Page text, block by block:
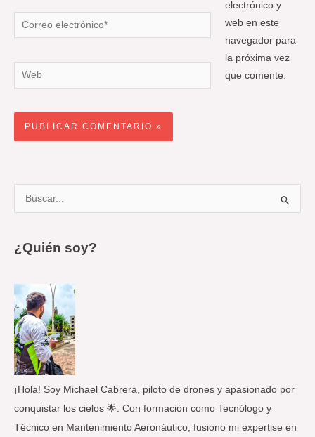
Correo
electrónico*
Web
electrónico y
web en este
navegador para
la próxima vez
que comente.
r
p
o
r
:
¿Quién soy?
¡Hola! Soy Michael Cabrera, piloto de drones y apasionado por
conquistar los cielos 🌟. Con formación como Tecnólogo y
Técnico en Mantenimiento Aeronáutico, fusiono mi expertise en